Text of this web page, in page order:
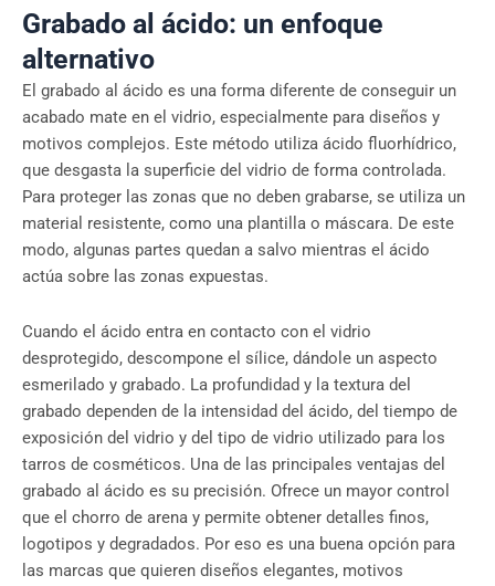
Grabado al ácido: un enfoque
alternativo
El grabado al ácido es una forma diferente de conseguir un
acabado mate en el vidrio, especialmente para diseños y
motivos complejos. Este método utiliza ácido fluorhídrico,
que desgasta la superficie del vidrio de forma controlada.
Para proteger las zonas que no deben grabarse, se utiliza un
material resistente, como una plantilla o máscara. De este
modo, algunas partes quedan a salvo mientras el ácido
actúa sobre las zonas expuestas.
Cuando el ácido entra en contacto con el vidrio
desprotegido, descompone el sílice, dándole un aspecto
esmerilado y grabado. La profundidad y la textura del
grabado dependen de la intensidad del ácido, del tiempo de
exposición del vidrio y del tipo de vidrio utilizado para los
tarros de cosméticos. Una de las principales ventajas del
grabado al ácido es su precisión. Ofrece un mayor control
que el chorro de arena y permite obtener detalles finos,
logotipos y degradados. Por eso es una buena opción para
las marcas que quieren diseños elegantes, motivos